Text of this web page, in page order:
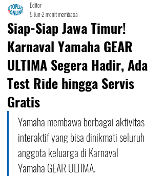
Siap-Siap Jawa Timur!
Karnaval Yamaha GEAR
ULTIMA Segera Hadir, Ada
Test Ride hingga Servis
Gratis
Editor
5 Jun2 menit membaca
Yamaha membawa berbagai aktivitas
interaktif yang bisa dinikmati seluruh
anggota keluarga di Karnaval
Yamaha GEAR ULTIMA.